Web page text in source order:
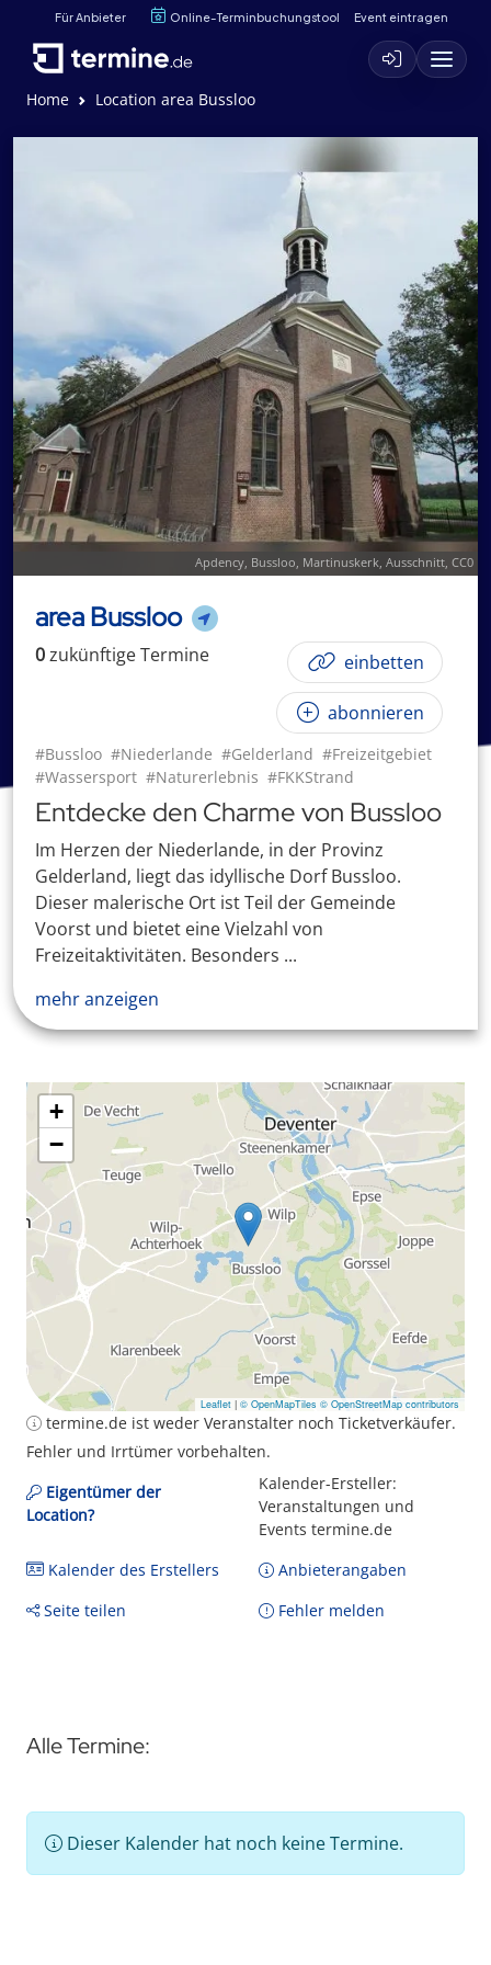
Für Anbieter Online-Terminbuchungstool Event eintragen
Home Location area Bussloo
Apdency, Bussloo, Martinuskerk, Ausschnitt, CC0
area Bussloo
0zukünftigeTermine einbetten
abonnieren
#Bussloo #Niederlande #Gelderland #Freizeitgebiet
#Wassersport #Naturerlebnis #FKKStrand
Entdecke den Charme von Bussloo
Im Herzen der Niederlande, in der Provinz
Gelderland, liegt das idyllische Dorf Bussloo.
Dieser malerische Ort ist Teil der Gemeinde
Voorst und bietet eine Vielzahl von
Freizeitaktivitäten. Besonders ...
mehr anzeigen
+
−
Leaflet | © OpenMapTiles © OpenStreetMap contributors
termine.de ist weder Veranstalter noch Ticketverkäufer.
Fehler und Irrtümer vorbehalten.
Eigentümer der
Location?
Kalender-Ersteller:
Veranstaltungen und
Events termine.de
Kalender des Erstellers
Anbieterangaben
Seite teilen
Fehler melden
Alle Termine:
Dieser Kalender hat noch keine Termine.